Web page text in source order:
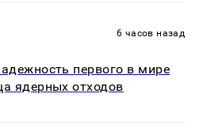
6 часов назад
первого в мире
ядерных отходов